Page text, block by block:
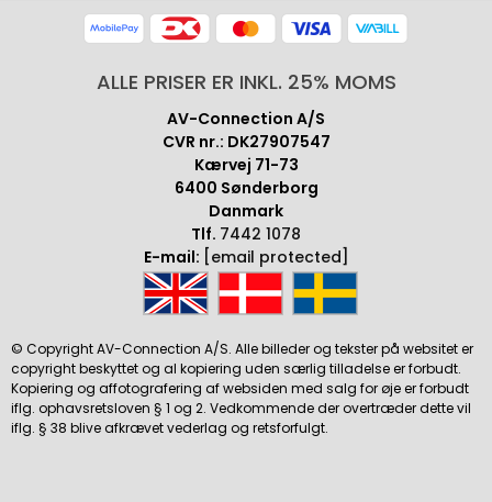
ALLE PRISER ER INKL. 25% MOMS
AV-Connection A/S
CVR nr.: DK27907547
Kærvej 71-73
6400 Sønderborg
Danmark
Tlf. 7442 1078
E-mail: [email protected]
© Copyright AV-Connection A/S. Alle billeder og tekster på websitet er
copyright beskyttet og al kopiering uden særlig tilladelse er forbudt.
Kopiering og affotografering af websiden med salg for øje er forbudt
iflg. ophavsretsloven § 1 og 2. Vedkommende der overtræder dette vil
iflg. § 38 blive afkrævet vederlag og retsforfulgt.